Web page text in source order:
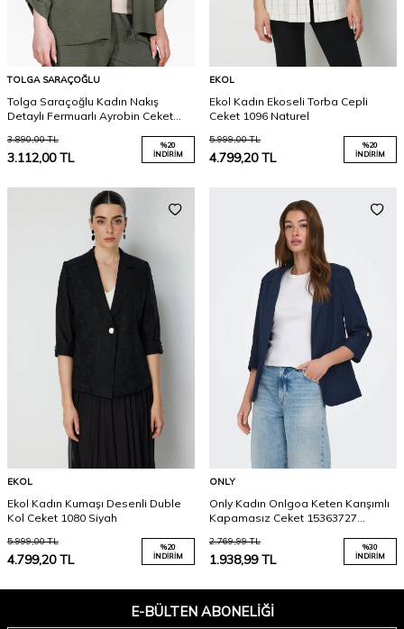
TOLGA SARAÇOĞLU
Tolga Saraçoğlu Kadın Nakış
Detaylı Fermuarlı Ayrobin Ceket
3.890,00TL
3.112,00TL
%20
İNDIRIM
EKOL
Ekol Kadın Ekoseli Torba Cepli
Ceket 1096 Naturel
5.999,00TL
4.799,20TL
%20
İNDIRIM
EKOL
Ekol Kadın Kumaşı Desenli Duble
Kol Ceket 1080 Siyah
5.999,00TL
4.799,20TL
%20
İNDIRIM
ONLY
Only Kadın Onlgoa Keten Karışımlı
Kapamasız Ceket 15363727
2.769,99TL
1.938,99TL
%30
İNDIRIM
E-BÜLTEN ABONELIĞI